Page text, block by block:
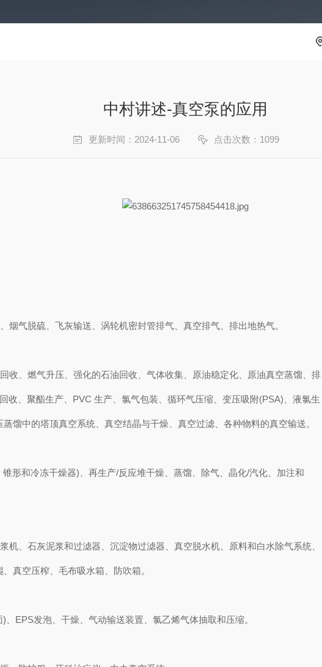
中村讲述-真空泵的应用
更新时间：2024-11-06 点击次数：1099
烟气脱硫、飞灰输送、涡轮机密封管排气、真空排气、排出地热气。
收、燃气升压、强化的石油回收、气体收集、原油稳定化、原油真空蒸馏、排
收、聚酯生产、PVC 生产、氯气包装、循环气压缩、变压吸附(PSA)、液氯生
馏中的塔顶真空系统、真空结晶与干燥、真空过滤、各种物料的真空输送。
形和冷冻干燥器)、再生产/反应堆干燥、蒸馏、除气、晶化/汽化、加注和
机、石灰泥浆和过滤器、沉淀物过滤器、真空脱水机、原料和白水除气系统、
真空压榨、毛布吸水箱、防吹箱。
、EPS发泡、干燥、气动输送装置、氯乙烯气体抽取和压缩。